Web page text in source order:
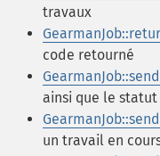
travaux
code retourné
ainsi que le
un travail en